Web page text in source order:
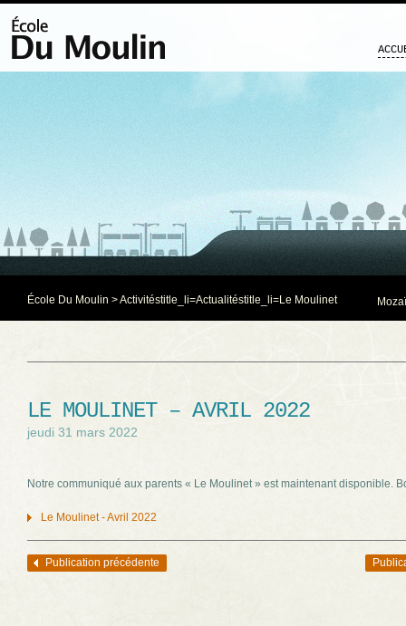
École Du Moulin >Activitéstitle_li=Actualitéstitle_li=Le Moulinet
LE MOULINET – AVRIL 2022
jeudi 31 mars 2022
Notre communiqué aux parents « Le Moulinet » est maintenant disponible.
Le Moulinet - Avril 2022
Navigation des articles
Publication précédente